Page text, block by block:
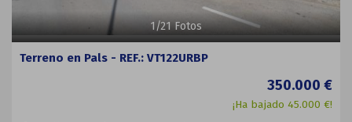
1/21Fotos
Terreno en Pals - REF.: VT122URBP
350.000 €
¡Ha bajado 45.000 €!